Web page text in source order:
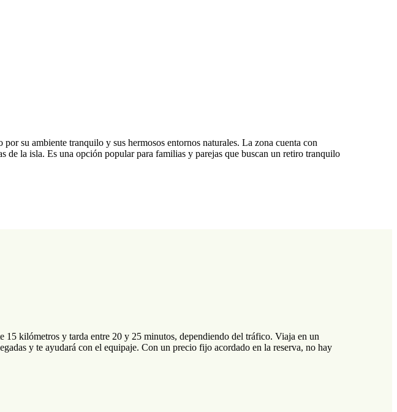
su ambiente tranquilo y sus hermosos entornos naturales. La zona cuenta con
de la isla. Es una opción popular para familias y parejas que buscan un retiro tranquilo
kilómetros y tarda entre 20 y 25 minutos, dependiendo del tráfico. Viaja en un
y te ayudará con el equipaje. Con un precio fijo acordado en la reserva, no hay